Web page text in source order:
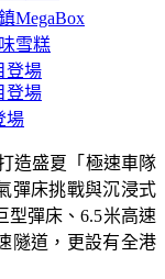
場
造盛夏「極速車隊
彈床挑戰與沉浸式
型彈床、6.5米高速
隧道，更設有全港